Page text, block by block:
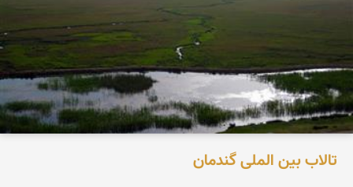
تالاب بین الملی گندمان